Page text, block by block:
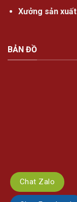
Xưởng sản
BẢN ĐỒ
Chat Zalo